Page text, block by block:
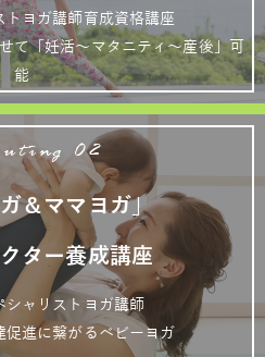
トヨガ講師育成資格講座
て「妊活～マタニティ～産後」可
能
02
ガ＆ママヨガ」
ター養成講座
シャリストヨガ講師
促進に繋がるベビーヨガ